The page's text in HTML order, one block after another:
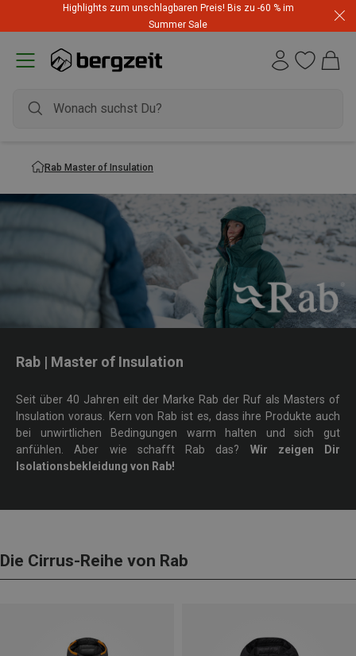
Highlights zum unschlagbaren Preis! Bis zu -60 % im
Summer Sale
Rab Master of Insulation
Rab | Master of Insulation
Seit über 40 Jahren eilt der Marke Rab der Ruf als Masters of
Insulation voraus. Kern von Rab ist es, dass ihre Produkte auch
bei unwirtlichen Bedingungen warm halten und sich gut
anfühlen. Aber wie schafft Rab das? Wir zeigen Dir
Isolationsbekleidung von Rab!
Die Cirrus-Reihe von Rab